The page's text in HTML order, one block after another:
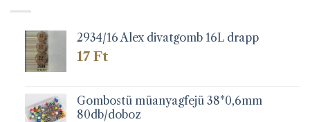
2934/16 Alex divatgomb 16L drapp
17 Ft
Gombostü müanyagfejü 38*0,6mm
80db/doboz